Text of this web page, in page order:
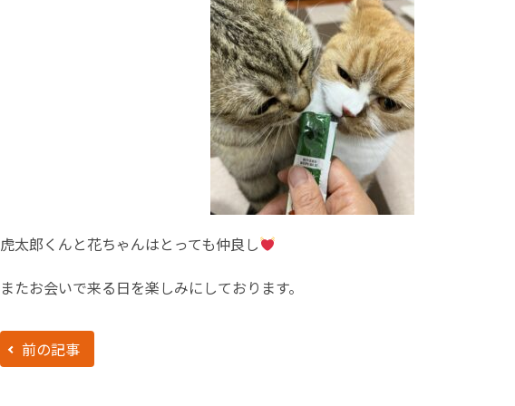
虎太郎くんと花ちゃんはとっても仲良し
またお会いで来る日を楽しみにしております。
前の記事